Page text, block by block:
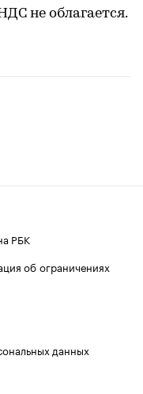
не облагается.
РБК
об ограничениях
данных